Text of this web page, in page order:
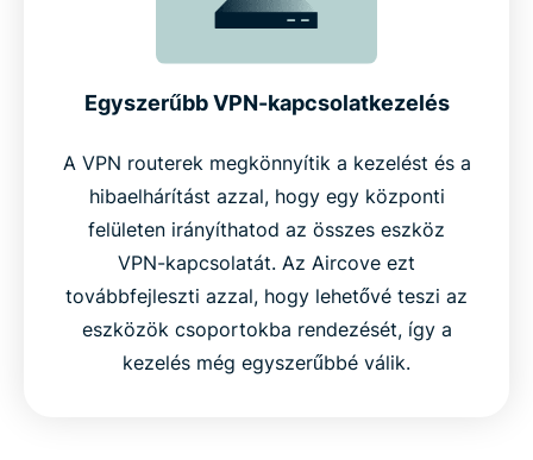
Egyszerűbb VPN-kapcsolatkezelés
A VPN routerek megkönnyítik a kezelést és a
hibaelhárítást azzal, hogy egy központi
felületen irányíthatod az összes eszköz
VPN-kapcsolatát. Az Aircove ezt
továbbfejleszti azzal, hogy lehetővé teszi az
eszközök csoportokba rendezését, így a
kezelés még egyszerűbbé válik.